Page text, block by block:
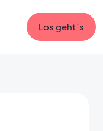
Los geht`s